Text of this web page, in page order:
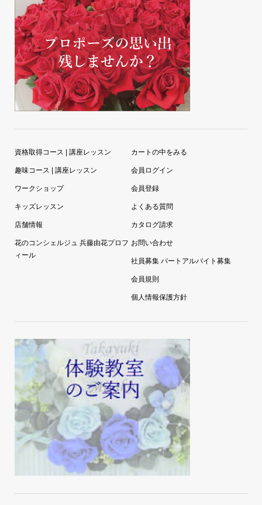
資格取得コース | 講座レッスン
趣味コース | 講座レッスン
ワークショップ
キッズレッスン
店舗情報
花のコンシェルジュ 兵藤由花プロフ
カートの中をみる
会員ログイン
よくある質問
カタログ請求
お問い合わせ
社員募集 パートアルバイト募集
会員規則